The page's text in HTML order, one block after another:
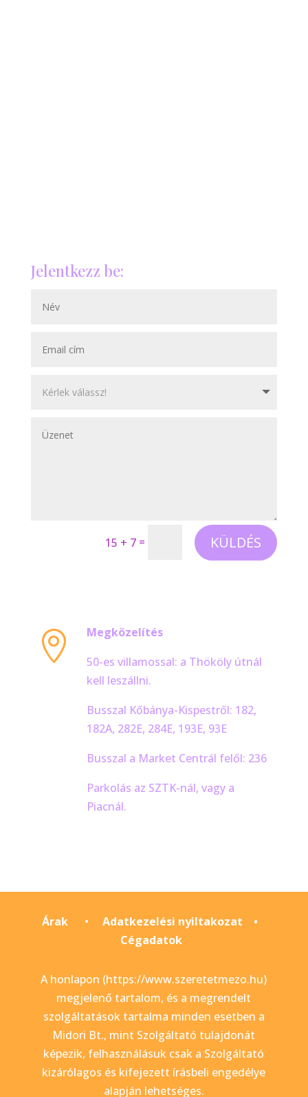
Jelentkezz be:
15 + 7 = KÜLDÉS

Megközelítés
50-es villamossal: a Thököly útnál
kell leszállni.
Busszal Kőbánya-Kispestről: 182,
182A, 282E, 284E, 193E, 93E
Busszal a Market Centrál felől: 236
Parkolás az SZTK-nál, vagy a
Piacnál.
Árak• Adatkezelési nyiltakozat •
Cégadatok
A honlapon (https://www.szeretetmezo.hu)
megjelenő tartalom, és a megrendelt
szolgáltatások tartalma minden esetben a
Midori Bt., mint Szolgáltató tulajdonát
képezik, felhasználásuk csak a Szolgáltató
kizárólagos és kifejezett írásbeli engedélye
alapján lehetséges.